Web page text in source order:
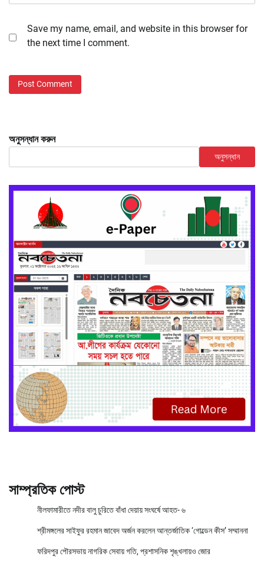
Save my name, email, and website in this browser for
the next time I comment.
অনুসন্ধান করুন
অনুসন্ধান
সাম্প্রতিক পোস্ট
নীলফামারীতে নদীর বালু চুরিতে বাঁধা দেয়ায় সংঘর্ষে আহত- ৬
শ্রীমঙ্গলের সাইফুর রহমান জাবেদ অর্জন করলেন আন্তর্জাতিক ‘গোল্ডেন কীস’ সম্মাননা
ফরিদপুর পৌরসভায় নাগরিক সেবায় গতি, প্রশাসনিক শৃঙ্খলায়ও জোর